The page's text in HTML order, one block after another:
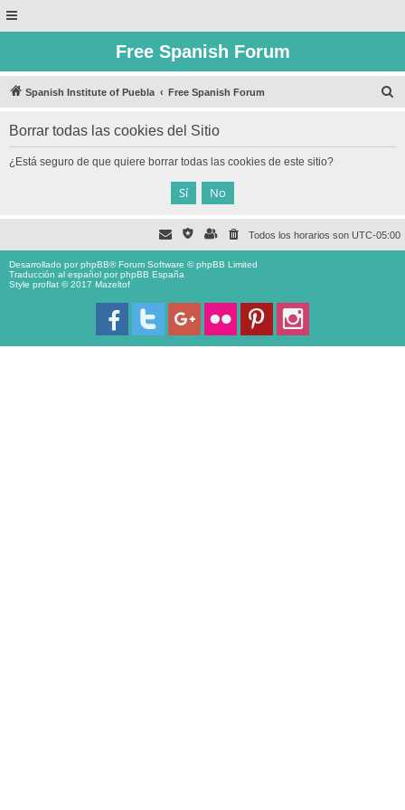
Free Spanish Forum
Spanish Institute of Puebla Free Spanish Forum
Borrar todas las cookies del Sitio
¿Está seguro de que quiere borrar todas las cookies de este sitio?
Todos los horarios son UTC-05:00
Desarrollado porphpBB® Forum Software © phpBB Limited
Traducción al español porphpBB España
Style proflat © 2017 Mazeltof